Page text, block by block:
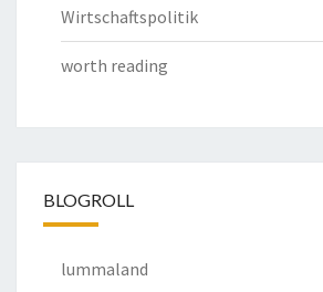
Wirtschaftspolitik
worth reading
BLOGROLL
lummaland